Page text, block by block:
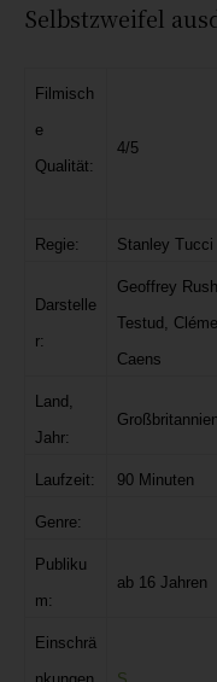
Selbstzweifel
Filmisch
e
Qualität:
4/5
Regie: Stanley Tucci
Darstelle
r:
Geoffrey
Testud,
Caens
Land,
Jahr:
Laufzeit: 90 Minuten
Genre:
Publiku
m:
ab 16 Jahren
Einschrä